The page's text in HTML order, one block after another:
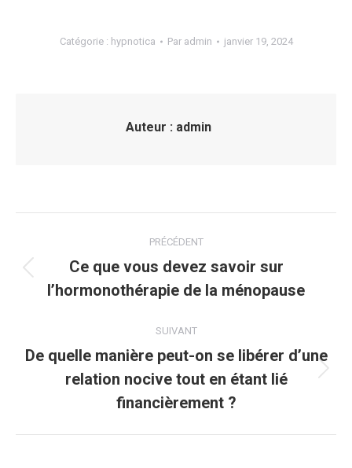
Catégorie : hypnotica Par admin janvier 19, 2024
Auteur : admin
article
PRÉCÉDENT
Article
précédent
Ce que vous devez savoir sur
l’hormonothérapie de la ménopause
SUIVANT
Article
suivant
De quelle manière peut-on se libérer d’une
relation nocive tout en étant lié
financièrement ?